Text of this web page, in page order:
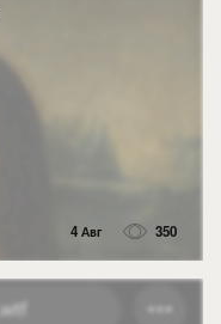
4 Авг 350